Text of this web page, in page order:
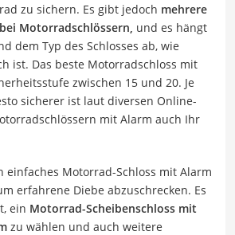
zu sichern. Es gibt jedoch mehrere
Motorradschlössern, und es hängt
dem Typ des Schlosses ab, wie
ist. Das beste Motorradschloss mit
zwischen 15 und 20. Je
sicherer ist laut diversen Online-
mit Alarm auch Ihr
einfaches Motorrad-Schloss mit Alarm
erfahrene Diebe abzuschrecken. Es
ein Motorrad-Scheibenschloss mit
zu wählen und auch weitere